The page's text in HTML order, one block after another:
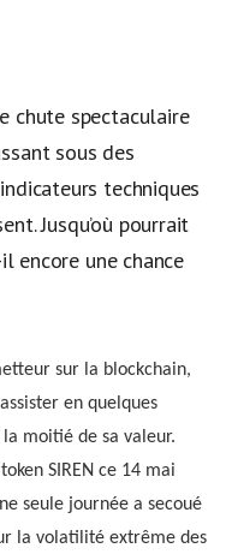
chute spectaculaire
sous des
techniques
Jusqu’où pourrait
encore une chance
sur la blockchain,
en quelques
moitié de sa valeur.
SIREN ce 14 mai
seule journée a secoué
la volatilité extrême des